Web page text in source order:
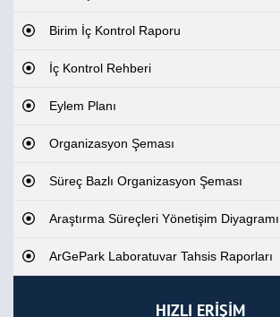
Birim İç Kontrol Raporu
İç Kontrol Rehberi
Eylem Planı
Organizasyon Şeması
Süreç Bazlı Organizasyon Şeması
Araştırma Süreçleri Yönetişim Diyagramı
ArGePark Laboratuvar Tahsis Raporları
HIZLI ERİŞİM